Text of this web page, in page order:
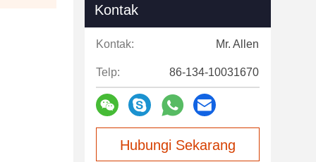
Kontak
Kontak: Mr. Allen
Telp: 86-134-10031670
Hubungi Sekarang